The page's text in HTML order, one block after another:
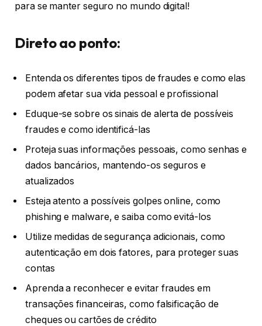
para se manter seguro no mundo digital!
Direto ao ponto:
Entenda os diferentes tipos de fraudes e como elas
podem afetar sua vida pessoal e profissional
Eduque-se sobre os sinais de alerta de possíveis
fraudes e como identificá-las
Proteja suas informações pessoais, como senhas e
dados bancários, mantendo-os seguros e
atualizados
Esteja atento a possíveis golpes online, como
phishing e malware, e saiba como evitá-los
Utilize medidas de segurança adicionais, como
autenticação em dois fatores, para proteger suas
contas
Aprenda a reconhecer e evitar fraudes em
transações financeiras, como falsificação de
cheques ou cartões de crédito